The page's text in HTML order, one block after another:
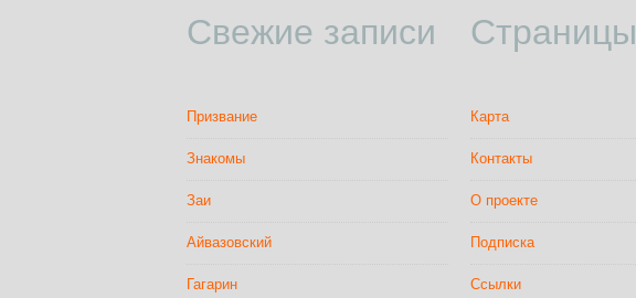
Свежие записи
Призвание
Знакомы
Заи
Айвазовский
Гагарин
Страницы
Карта
Контакты
О проекте
Подписка
Ссылки